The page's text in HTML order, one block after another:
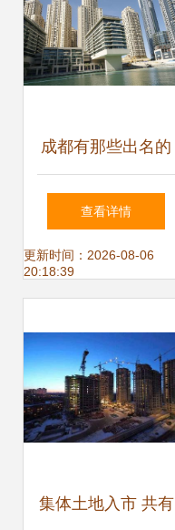
成都有那些出名的
房地产开发公司
查看详情
更新时间：2026-08-06
20:18:39
集体土地入市 共有